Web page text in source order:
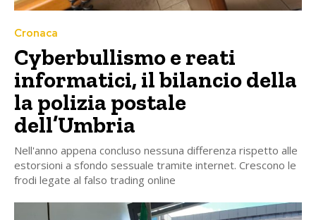
Cronaca
Cyberbullismo e reati
informatici, il bilancio della
la polizia postale
dell’Umbria
Nell'anno appena concluso nessuna differenza rispetto alle
estorsioni a sfondo sessuale tramite internet. Crescono le
frodi legate al falso trading online